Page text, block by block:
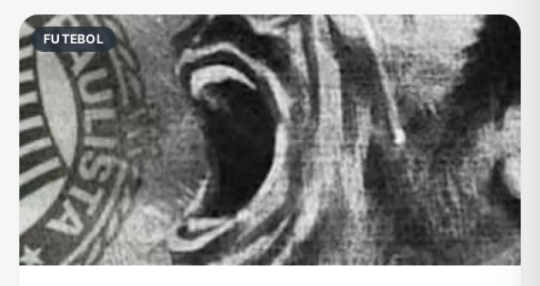
FUTEBOL